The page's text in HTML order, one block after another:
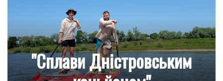
"Cплави Дністровським